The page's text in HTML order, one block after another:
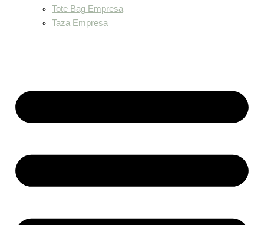
Tote Bag Empresa
Taza Empresa